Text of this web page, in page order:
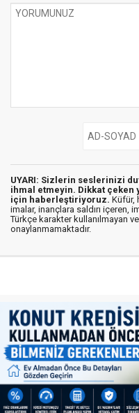
UYARI: Sizlerin seslerinizi
ihmal etmeyin. Dikkat
için haberleştiriyoruz. Küfür,
imalar, inançlara saldırı içeren,
Türkçe karakter kullanılmayan
onaylanmamaktadır.